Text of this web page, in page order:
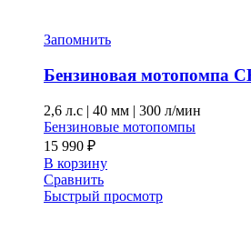
Запомнить
Бензиновая мотопомпа
2,6 л.с | 40 мм | 300 л/мин
Бензиновые мотопомпы
15 990 ₽
В корзину
Сравнить
Быстрый просмотр